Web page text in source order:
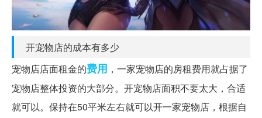
开宠物店的成本有多少
宠物店店面租金的费用 ，一家宠物店的房租费用就占据了
宠物店整体投资的大部分。开宠物店面积不要太大，合适
就可以。保持在50平米左右就可以开一家宠物店，根据自